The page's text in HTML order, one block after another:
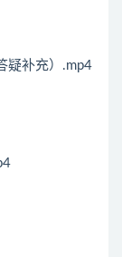
疑补充）.mp4